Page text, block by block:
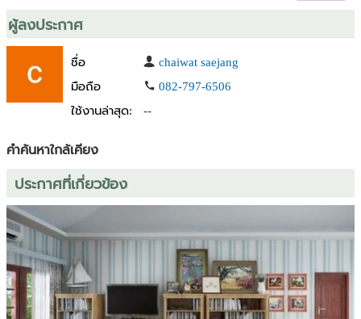
phone: 082-797-6506
🏘️House for sale
🏘️房子出售
garden area (3rd outer ring)
community mall
Land size 52.5 Sq.wah.
Living area 200 Sq.meters
3 Bedrooms 3 Bathrooms
1 Kitchen 1 Livingroom
2 Parking spaces
🚗 Nearby 🚗
🏫 Tonkla school
🏫 Nis school
ผู้ลงประกาศ
ชื่อ
chaiwat saejang
มือถือ
082-797-6506
ใช้งานล่าสุด:
--
คำค้นหาใกล้เคียง
ประกาศที่เกี่ยวข้อง